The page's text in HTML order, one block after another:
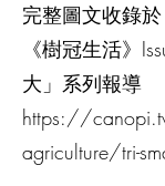
完整圖文收錄於
《樹冠生活》
大」系列報導
https://
agriculture/tri-